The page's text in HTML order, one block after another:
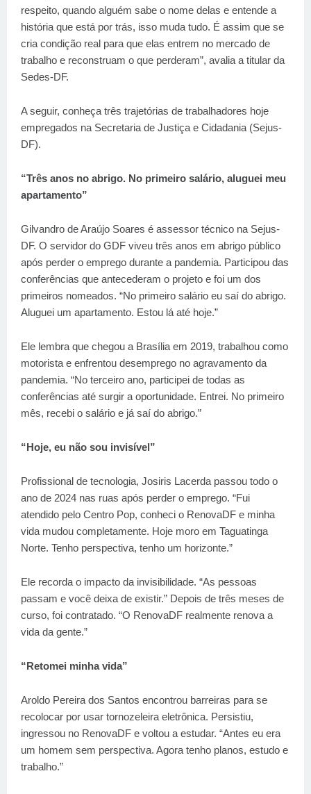
respeito, quando alguém sabe o nome delas e entende a
história que está por trás, isso muda tudo. É assim que se
cria condição real para que elas entrem no mercado de
trabalho e reconstruam o que perderam”, avalia a titular da
Sedes-DF.
A seguir, conheça três trajetórias de trabalhadores hoje
empregados na Secretaria de Justiça e Cidadania (Sejus-
DF).
“Três anos no abrigo. No primeiro salário, aluguei meu
apartamento”
Gilvandro de Araújo Soares é assessor técnico na Sejus-
DF. O servidor do GDF viveu três anos em abrigo público
após perder o emprego durante a pandemia. Participou das
conferências que antecederam o projeto e foi um dos
primeiros nomeados. “No primeiro salário eu saí do abrigo.
Aluguei um apartamento. Estou lá até hoje.”
Ele lembra que chegou a Brasília em 2019, trabalhou como
motorista e enfrentou desemprego no agravamento da
pandemia. “No terceiro ano, participei de todas as
conferências até surgir a oportunidade. Entrei. No primeiro
mês, recebi o salário e já saí do abrigo.”
“Hoje, eu não sou invisível”
Profissional de tecnologia, Josiris Lacerda passou todo o
ano de 2024 nas ruas após perder o emprego. “Fui
atendido pelo Centro Pop, conheci o RenovaDF e minha
vida mudou completamente. Hoje moro em Taguatinga
Norte. Tenho perspectiva, tenho um horizonte.”
Ele recorda o impacto da invisibilidade. “As pessoas
passam e você deixa de existir.” Depois de três meses de
curso, foi contratado. “O RenovaDF realmente renova a
vida da gente.”
“Retomei minha vida”
Aroldo Pereira dos Santos encontrou barreiras para se
recolocar por usar tornozeleira eletrônica. Persistiu,
ingressou no RenovaDF e voltou a estudar. “Antes eu era
um homem sem perspectiva. Agora tenho planos, estudo e
trabalho.”